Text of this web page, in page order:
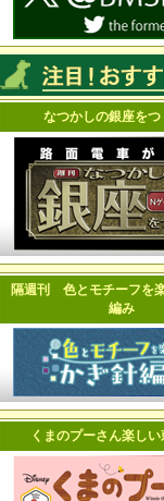
なつかしの銀座をつ
隔週刊 色とモチーフを
編み
くまのプーさん楽しい